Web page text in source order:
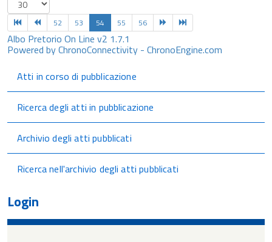
52 53 54 55 56
Albo Pretorio On Line v2 1.7.1
Powered by ChronoConnectivity - ChronoEngine.com
Atti in corso di pubblicazione
Ricerca degli atti in pubblicazione
Archivio degli atti pubblicati
Ricerca nell'archivio degli atti pubblicati
Login